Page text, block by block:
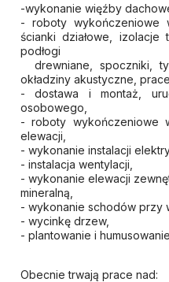
-wykonanie więźby
- roboty wykończeniowe
ścianki działowe, izolacje
podłogi
drewniane, spoczniki,
okładziny akustyczne,
- dostawa i montaż,
osobowego,
- roboty wykończeniowe
elewacji,
- wykonanie instalacji
- instalacja wentylacji,
- wykonanie elewacji
mineralną,
- wykonanie schodów przy
- wycinkę drzew,
- plantowanie i
Obecnie trwają prace nad: